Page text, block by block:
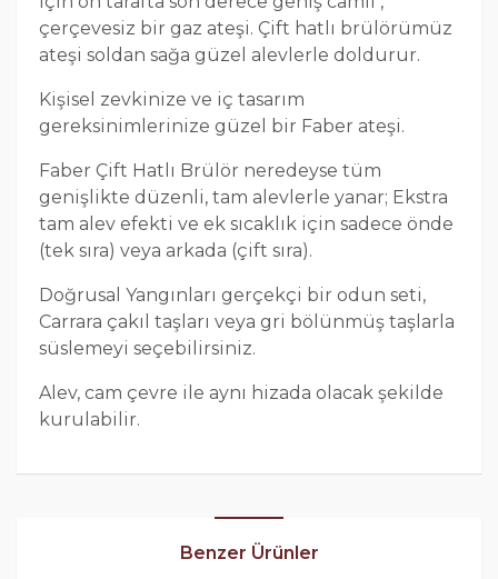
çerçevesiz bir gaz ateşi. Çift hatlı brülörümüz
ateşi soldan sağa güzel alevlerle doldurur.
Kişisel zevkinize ve iç tasarım
gereksinimlerinize güzel bir Faber ateşi.
Faber Çift Hatlı Brülör neredeyse tüm
genişlikte düzenli, tam alevlerle yanar; Ekstra
tam alev efekti ve ek sıcaklık için sadece önde
(tek sıra) veya arkada (çift sıra).
Doğrusal Yangınları gerçekçi bir odun seti,
Carrara çakıl taşları veya gri bölünmüş taşlarla
süslemeyi seçebilirsiniz.
Alev, cam çevre ile aynı hizada olacak şekilde
kurulabilir.
Benzer Ürünler